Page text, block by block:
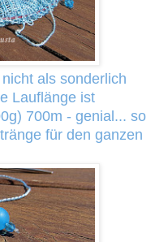
als sonderlich
Lauflänge ist
700m - genial... so
für den ganzen